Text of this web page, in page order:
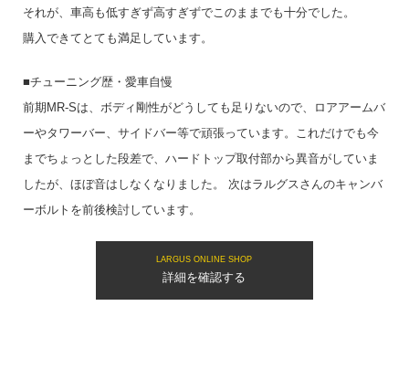
それが、車高も低すぎず高すぎずでこのままでも十分でした。
購入できてとても満足しています。
■チューニング歴・愛車自慢
前期MR-Sは、ボディ剛性がどうしても足りないので、ロアアームバ
ーやタワーバー、サイドバー等で頑張っています。これだけでも今
までちょっとした段差で、ハードトップ取付部から異音がしていま
したが、ほぼ音はしなくなりました。 次はラルグスさんのキャンバ
ーボルトを前後検討しています。
LARGUS ONLINE SHOP
詳細を確認する